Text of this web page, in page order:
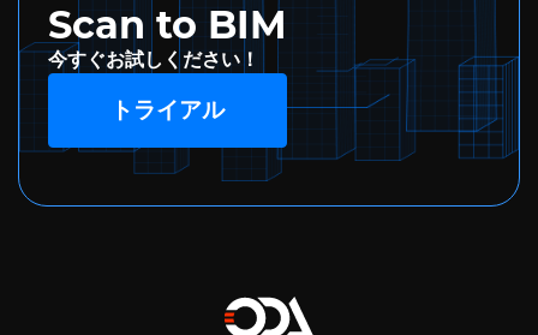
Scan to BIM
今すぐお試しください！
トライアル